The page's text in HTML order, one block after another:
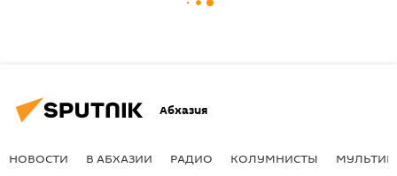
Абхазия
НОВОСТИ В АБХАЗИИ РАДИО КОЛУМНИСТЫ